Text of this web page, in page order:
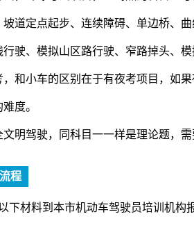
道定点起步、连续障碍、单边桥、
驶、模拟山区路行驶、窄路掉头、
和小车的区别在于有夜考项目，如
度。
明驾驶，同科目一一样是理论题，
程
下材料到本市机动车驾驶员培训机